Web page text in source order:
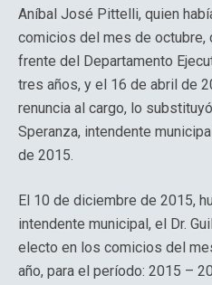
Aníbal José Pittelli, quien
comicios del mes de octubre,
frente del Departamento
tres años, y el 16 de abril de
renuncia al cargo, lo
Speranza, intendente
de 2015.
El 10 de diciembre de 2015,
intendente municipal, el Dr.
electo en los comicios del
año, para el período: 2015 –